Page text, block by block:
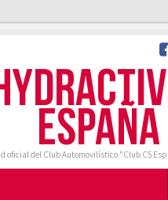
ESPAÑA
oficial del Club Automovilístico "Club C5